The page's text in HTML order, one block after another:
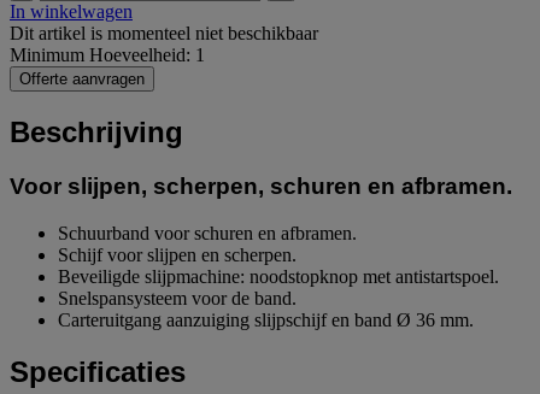
In winkelwagen
Dit artikel is momenteel niet beschikbaar
Minimum Hoeveelheid: 1
Offerte aanvragen
Beschrijving
Voor slijpen, scherpen, schuren en afbramen.
Schuurband voor schuren en afbramen.
Schijf voor slijpen en scherpen.
Beveiligde slijpmachine: noodstopknop met antistartspoel.
Snelspansysteem voor de band.
Carteruitgang aanzuiging slijpschijf en band Ø 36 mm.
Specificaties